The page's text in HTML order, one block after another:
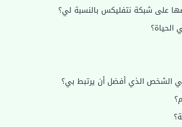
على شبكة نتفليكس بالنسبة لي؟
الشخص الذي أفضل أن يرتبط بي؟